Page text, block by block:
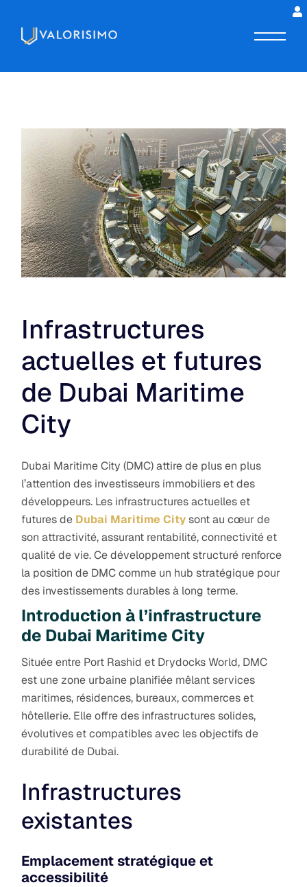
Infrastructures
actuelles et futures
de Dubai Maritime
City
Dubai Maritime City (DMC) attire de plus en plus
l’attention des investisseurs immobiliers et des
développeurs. Les infrastructures actuelles et
futures de Dubai Maritime Citysont au cœur de
son attractivité, assurant rentabilité, connectivité et
qualité de vie. Ce développement structuré renforce
la position de DMC comme un hub stratégique pour
des investissements durables à long terme.
Introduction à l’infrastructure
de Dubai Maritime City
Située entre Port Rashid et Drydocks World, DMC
est une zone urbaine planifiée mêlant services
maritimes, résidences, bureaux, commerces et
hôtellerie. Elle offre des infrastructures solides,
évolutives et compatibles avec les objectifs de
durabilité de Dubai.
Infrastructures
existantes
Emplacement stratégique et
accessibilité